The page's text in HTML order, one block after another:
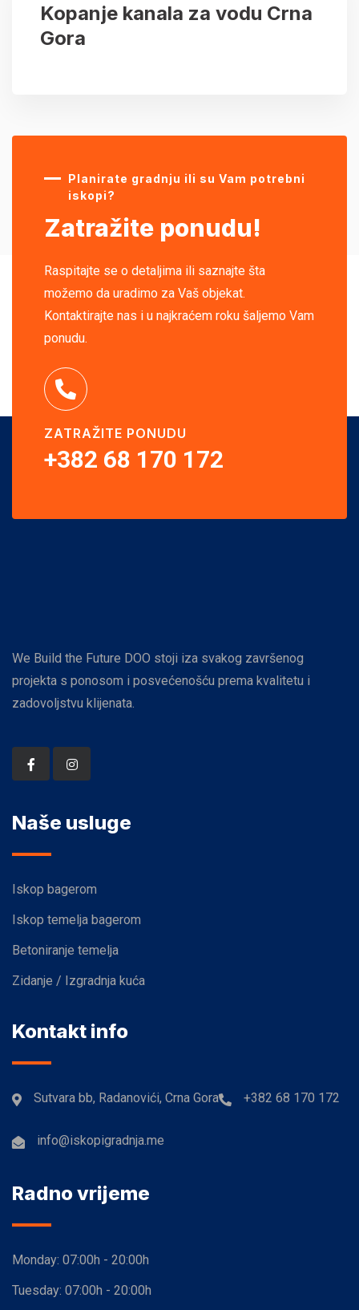
Kopanje kanala za vodu Crna
Gora
Planirate gradnju ili su Vam potrebni
iskopi?
Zatražite ponudu!
Raspitajte se o detaljima ili saznajte šta
možemo da uradimo za Vaš objekat.
Kontaktirajte nas i u najkraćem roku šaljemo Vam
ponudu.
ZATRAŽITE PONUDU
+382 68 170 172
We Build the Future DOO stoji iza svakog završenog
projekta s ponosom i posvećenošću prema kvalitetu i
zadovoljstvu klijenata.
Naše usluge
Iskop bagerom
Iskop temelja bagerom
Betoniranje temelja
Zidanje / Izgradnja kuća
Kontakt info
Sutvara bb, Radanovići, Crna Gora +382 68 170 172
info@iskopigradnja.me
Radno vrijeme
Monday: 07:00h - 20:00h
Tuesday: 07:00h - 20:00h